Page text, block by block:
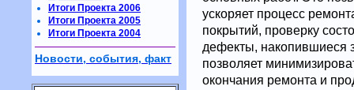
ускоряет процесс
покрытий, проверку
дефекты, накопившиеся
позволяет
окончания ремонта и
Итоги Проекта 2006
Итоги Проекта 2005
Итоги Проекта 2004
Новости, события, факт